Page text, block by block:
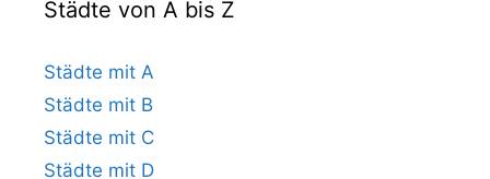
Städte von A bis Z
Städte mit A
Städte mit B
Städte mit C
Städte mit D